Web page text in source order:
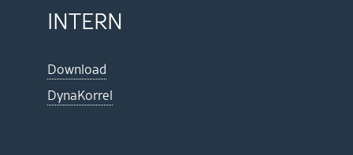
IN­TERN
Down­load
Dy­na­Kor­rel